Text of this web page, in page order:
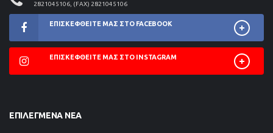
2821045106, (FAX) 2821045106
ΕΠΙΣΚΕΦΘΕΊΤΕ ΜΑΣ ΣΤΟ FACEBOOK
ΕΠΙΣΚΕΦΘΕΊΤΕ ΜΑΣ ΣΤΟ INSTAGRAM
ΕΠΙΛΕΓΜΈΝΑ ΝΈΑ